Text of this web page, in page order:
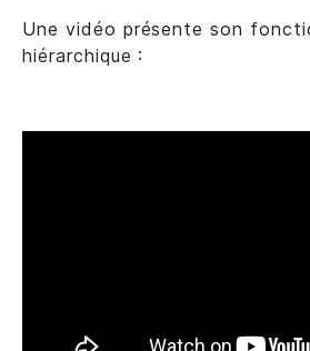
Une vidéo présente son
hiérarchique :